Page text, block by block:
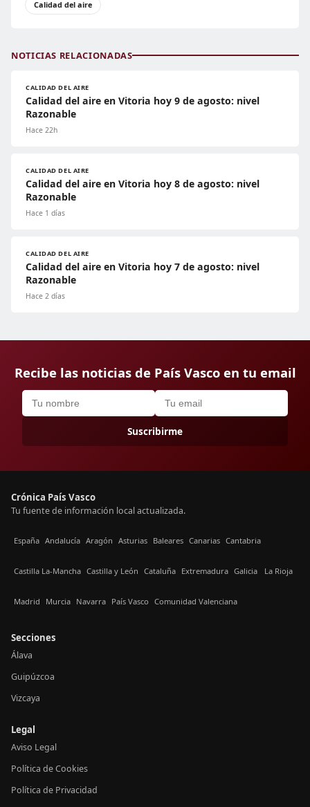
Calidad del aire
NOTICIAS RELACIONADAS
CALIDAD DEL AIRE
Calidad del aire en Vitoria hoy 9 de agosto: nivel
Razonable
Hace 22h
CALIDAD DEL AIRE
Calidad del aire en Vitoria hoy 8 de agosto: nivel
Razonable
Hace 1 días
CALIDAD DEL AIRE
Calidad del aire en Vitoria hoy 7 de agosto: nivel
Razonable
Hace 2 días
Recibe las noticias de País Vasco en tu email
Suscribirme
Crónica País Vasco
Tu fuente de información local actualizada.
España Andalucía Aragón Asturias Baleares Canarias Cantabria
Castilla La-Mancha Castilla y León Cataluña Extremadura Galicia La Rioja
Madrid Murcia Navarra País Vasco Comunidad Valenciana
Secciones
Álava
Guipúzcoa
Vizcaya
Legal
Aviso Legal
Política de Cookies
Política de Privacidad